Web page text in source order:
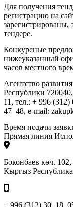
Для получения
регистрацию на
зарегистрированы,
тендере.
Конкурсные
нижеуказанный
часов местного
Агентство
Республики
11, тел.: + 996 (312)
47–48, e-mail:
Время подачи
Прямая линия
Боконбаев көч.
Кыргыз